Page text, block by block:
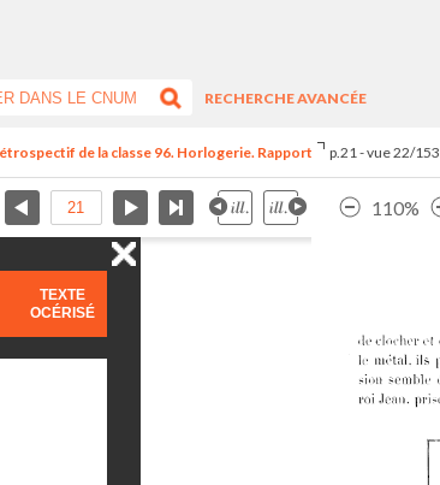
RECHERCHE AVANCÉE
de la classe 96. Horlogerie. Rapport p.21 - vue 22/153
110%
TEXTE
OCÉRISÉ